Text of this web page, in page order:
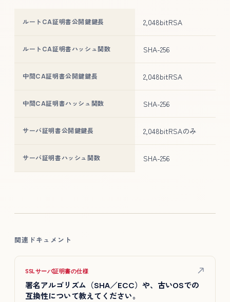
ルートCA証明書公開鍵鍵長 2,048bitRSA
ルートCA証明書ハッシュ関数 SHA-256
中間CA証明書公開鍵鍵長 2,048bitRSA
中間CA証明書ハッシュ関数 SHA-256
サーバ証明書公開鍵鍵長 2,048bitRSAのみ
サーバ証明書ハッシュ関数 SHA-256
関連ドキュメント
SSLサーバ証明書の仕様
署名アルゴリズム（SHA／ECC）や、古いOSでの
互換性について教えてください。